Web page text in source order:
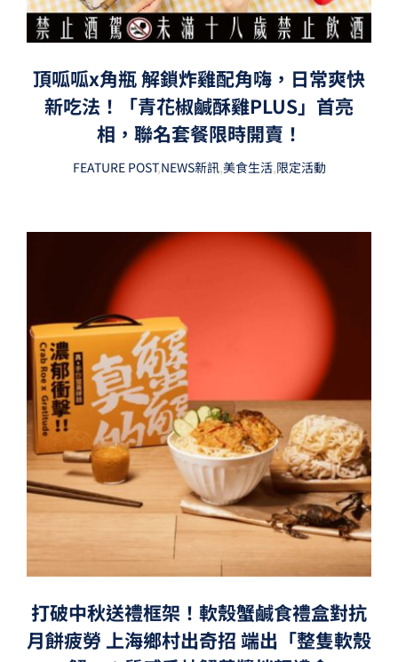
頂呱呱x角瓶 解鎖炸雞配角嗨，日常爽快
新吃法！「青花椒鹹酥雞PLUS」首亮
相，聯名套餐限時開賣！
FEATURE POST,NEWS新訊,美食生活,限定活動
打破中秋送禮框架！軟殼蟹鹹食禮盒對抗
月餅疲勞 上海鄉村出奇招 端出「整隻軟殼